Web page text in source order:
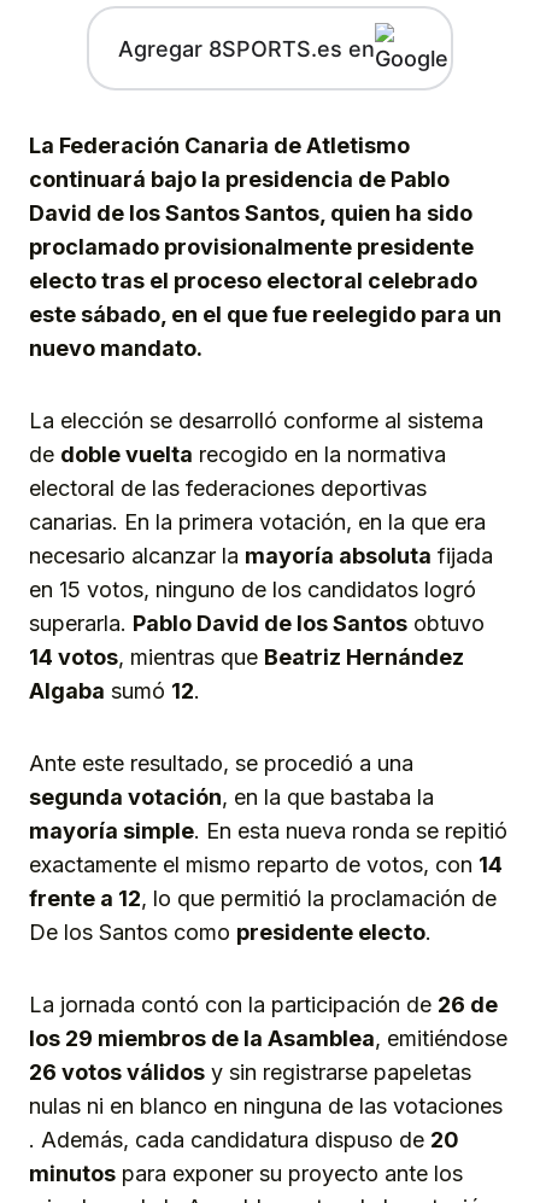
Agregar 8SPORTS.es en
La Federación Canaria de Atletismo
continuará bajo la presidencia de Pablo
David de los Santos Santos, quien ha sido
proclamado provisionalmente presidente
electo tras el proceso electoral celebrado
este sábado, en el que fue reelegido para un
nuevo mandato.
La elección se desarrolló conforme al sistema
de doble vuelta recogido en la normativa
electoral de las federaciones deportivas
canarias. En la primera votación, en la que era
necesario alcanzar la mayoría absoluta fijada
en 15 votos, ninguno de los candidatos logró
superarla. Pablo David de los Santos obtuvo
14 votos, mientras que Beatriz Hernández
Algaba sumó 12.
Ante este resultado, se procedió a una
segunda votación, en la que bastaba la
mayoría simple. En esta nueva ronda se repitió
exactamente el mismo reparto de votos, con 14
frente a 12, lo que permitió la proclamación de
De los Santos como presidente electo.
La jornada contó con la participación de 26 de
los 29 miembros de la Asamblea, emitiéndose
26 votos válidos y sin registrarse papeletas
nulas ni en blanco en ninguna de las votaciones
. Además, cada candidatura dispuso de 20
minutos para exponer su proyecto ante los